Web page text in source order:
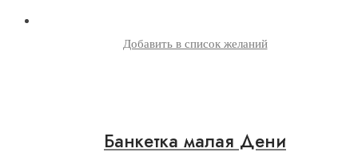
Добавить в список желаний
Банкетка малая Дени